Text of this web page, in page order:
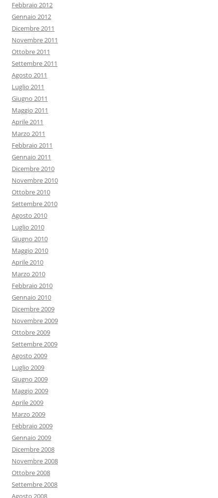
Febbraio 2012
Gennaio 2012
Dicembre 2011
Novembre 2011
Ottobre 2011
Settembre 2011
Agosto 2011
Luglio 2011
Giugno 2011
Maggio 2011
Aprile 2011
Marzo 2011
Febbraio 2011
Gennaio 2011
Dicembre 2010
Novembre 2010
Ottobre 2010
Settembre 2010
Agosto 2010
Luglio 2010
Giugno 2010
Maggio 2010
Aprile 2010
Marzo 2010
Febbraio 2010
Gennaio 2010
Dicembre 2009
Novembre 2009
Ottobre 2009
Settembre 2009
Agosto 2009
Luglio 2009
Giugno 2009
Maggio 2009
Aprile 2009
Marzo 2009
Febbraio 2009
Gennaio 2009
Dicembre 2008
Novembre 2008
Ottobre 2008
Settembre 2008